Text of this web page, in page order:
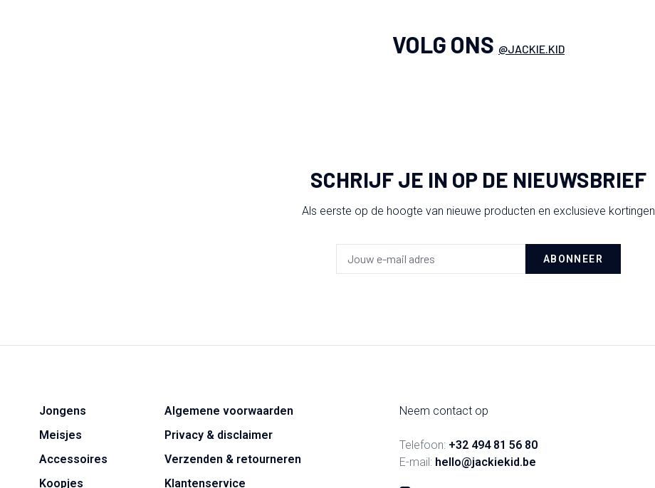
VOLG ONS @JACKIE.KID
SCHRIJF JE IN OP DE NIEUWSBRIEF
Als eerste op de hoogte van nieuwe producten en exclusieve kortingen
ABONNEER
Jongens
Meisjes
Accessoires
Koopjes
Algemene voorwaarden
Privacy & disclaimer
Verzenden & retourneren
Klantenservice
Neem contact op
Telefoon: +32 494 81 56 80
E-mail: hello@jackiekid.be